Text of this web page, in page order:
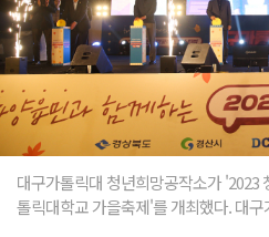
대구가톨릭대 청년희망공작소가 '2023
톨릭대학교 가을축제'를 개최했다. 대